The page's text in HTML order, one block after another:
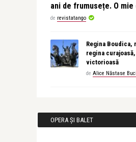
ani de frumusețe. O mie
de revistatango
Regina
regina
victorioasă
de Alice Năstase
OPERA ȘI BALET